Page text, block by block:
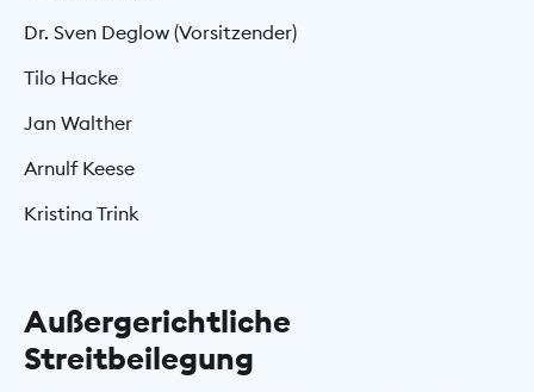
Dr. Sven Deglow (Vorsitzender)
Tilo Hacke
Jan Walther
Arnulf Keese
Kristina Trink
Außergerichtliche
Streitbeilegung